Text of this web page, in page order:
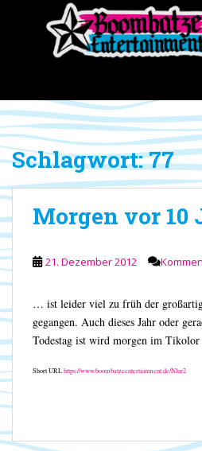
o
m
a
c
t
e
n
Schlagwort:77
Morgen vor 10
21. Dezember 2012
… ist leider viel zu früh der
gegangen. Auch dieses Jahr oder
Todestag ist wird morgen im
Short URLhttps://www.boombatzeentertainment.de/Nlur2